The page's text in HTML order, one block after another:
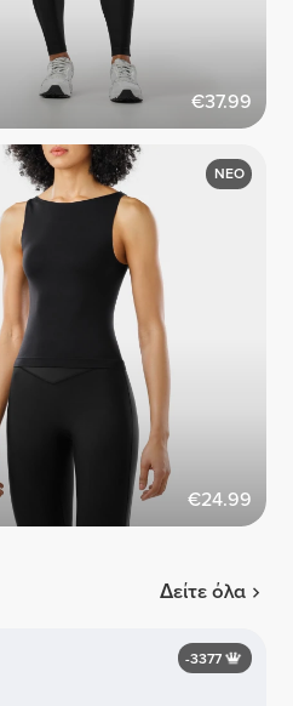
€37.99
€24.99
ΝΕΟ
Δείτε όλα
-3377